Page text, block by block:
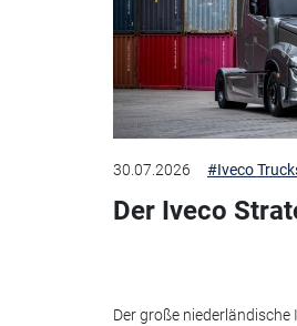
30.07.2026 #Iveco
Der Iveco
Der große